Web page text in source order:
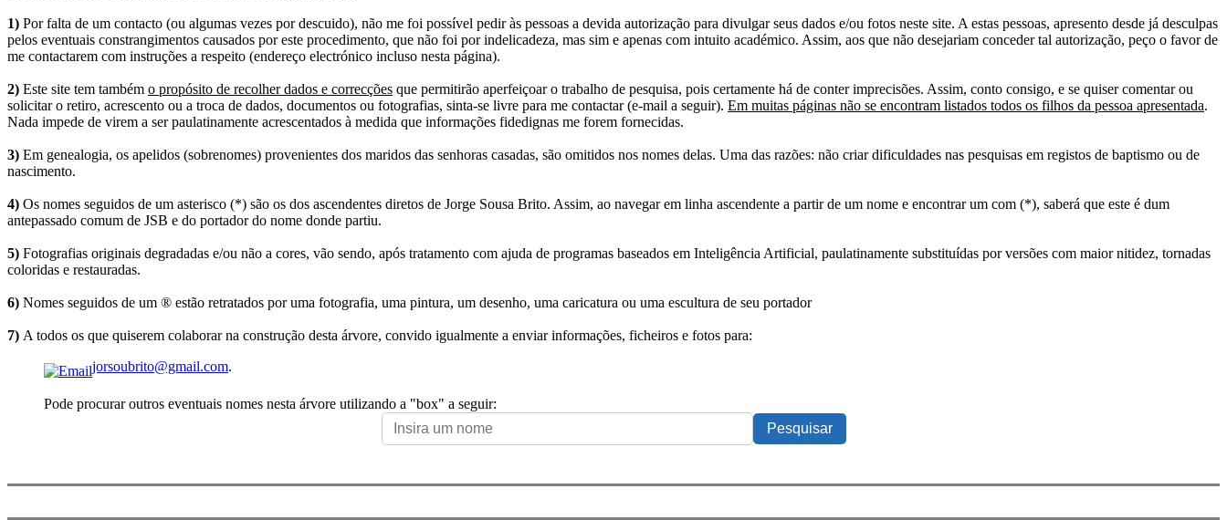
1) Por falta de um contacto (ou algumas vezes por descuido), não me foi possível pedir às pessoas a devida autorização para divulgar seus dados e/ou fotos neste site. A estas pessoas, apresento desde já desculpas
pelos eventuais constrangimentos causados por este procedimento, que não foi por indelicadeza, mas sim e apenas com intuito académico. Assim, aos que não desejariam conceder tal autorização, peço o favor de
me contactarem com instruções a respeito (endereço electrónico incluso nesta página).
2) Este site tem também o propósito de recolher dados e correcções que permitirão aperfeiçoar o trabalho de pesquisa, pois certamente há de conter imprecisões. Assim, conto consigo, e se quiser comentar ou
solicitar o retiro, acrescento ou a troca de dados, documentos ou fotografias, sinta-se livre para me contactar (e-mail a seguir). Em muitas páginas não se encontram listados todos os filhos da pessoa apresentada.
Nada impede de virem a ser paulatinamente acrescentados à medida que informações fidedignas me forem fornecidas.
3) Em genealogia, os apelidos (sobrenomes) provenientes dos maridos das senhoras casadas, são omitidos nos nomes delas. Uma das razões: não criar dificuldades nas pesquisas em registos de baptismo ou de
nascimento.
4) Os nomes seguidos de um asterisco (*) são os dos ascendentes diretos de Jorge Sousa Brito. Assim, ao navegar em linha ascendente a partir de um nome e encontrar um com (*), saberá que este é dum
antepassado comum de JSB e do portador do nome donde partiu.
5) Fotografias originais degradadas e/ou não a cores, vão sendo, após tratamento com ajuda de programas baseados em Inteligência Artificial, paulatinamente substituídas por versões com maior nitidez, tornadas
coloridas e restauradas.
6) Nomes seguidos de um ® estão retratados por uma fotografia, uma pintura, um desenho, uma caricatura ou uma escultura de seu portador
7) A todos os que quiserem colaborar na construção desta árvore, convido igualmente a enviar informações, ficheiros e fotos para:
jorsoubrito@gmail.com.
Pode procurar outros eventuais nomes nesta árvore utilizando a "box" a seguir: